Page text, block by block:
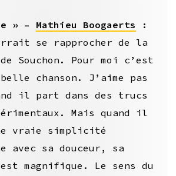
» – Mathieu Boogaerts :
se rapprocher de la
Souchon. Pour moi c’est
chanson. J’aime pas
il part dans des trucs
Mais quand il
vraie simplicité
avec sa douceur, sa
magnifique. Le sens du